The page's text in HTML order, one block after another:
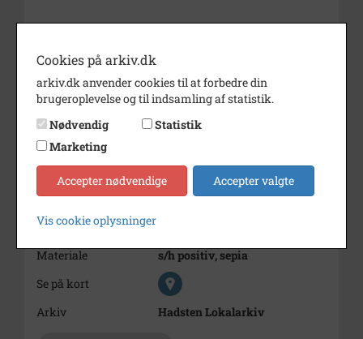
Niels Peter Hansen og familie.
Han flyttede senere til
Periode
Dateringsnote
Beboes af en smed i 1880
Fotograf
Ukendt
Størrelse
Materiale
s/h positiv, sepia
Se på kort
Arkiv
Hadsten Lokalarkiv
Cookies på arkiv.dk
arkiv.dk anvender cookies til at forbedre din
brugeroplevelse og til indsamling af statistik.
Nødvendig
Statistik
Marketing
Accepter nødvendige Accepter valgte
Vis cookie oplysninger